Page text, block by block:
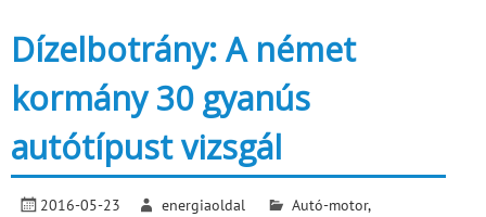
Dízelbotrány: A német
kormány 30 gyanús
autótípust vizsgál
2016-05-23 energiaoldal Autó-motor,